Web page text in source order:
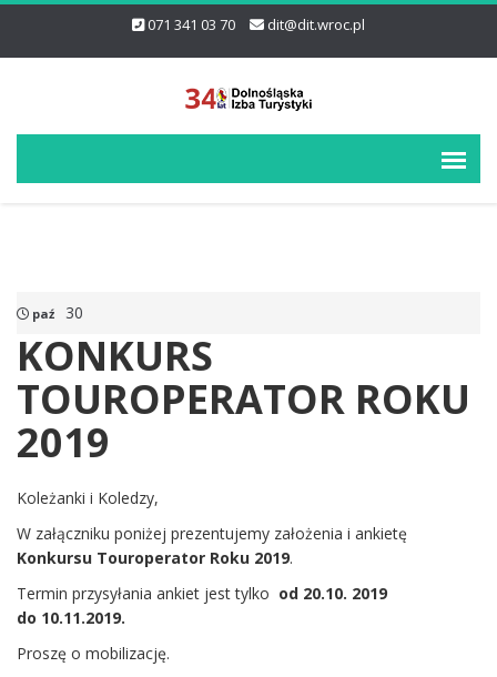
071 341 03 70 dit@dit.wroc.pl
paź 30
KONKURS
TOUROPERATOR ROKU
2019
Koleżanki i Koledzy,
W załączniku poniżej prezentujemy założenia i ankietę
Konkursu Touroperator Roku 2019.
Termin przysyłania ankiet jest tylko od 20.10. 2019
do 10.11.2019.
Proszę o mobilizację.